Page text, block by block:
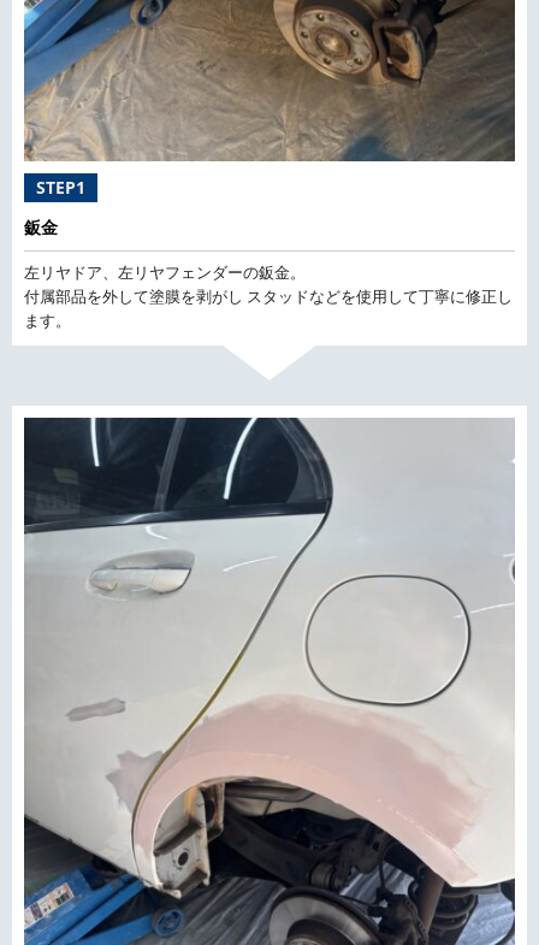
STEP1
鈑金
左リヤドア、左リヤフェンダーの鈑金。
付属部品を外して塗膜を剥がし スタッドなどを使用して丁寧に修正し
ます。